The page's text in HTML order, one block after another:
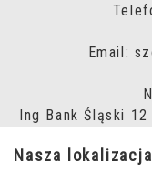
Email:
Ing Bank Śląski
Nasza lokalizacja